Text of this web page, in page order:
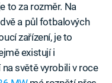
to za rozměr. Na
a půl fotbalových
zařízení, je to
existují i
světě vyrobili v roce